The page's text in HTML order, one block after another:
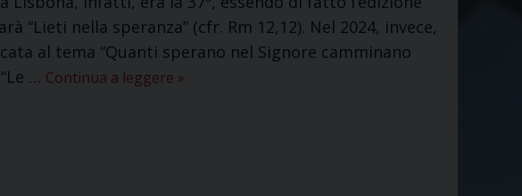
“Lieti nella speranza” (cfr. Rm 12,12). Nel 2024, invece,
al tema “Quanti sperano nel Signore camminano
… Continua a leggere »